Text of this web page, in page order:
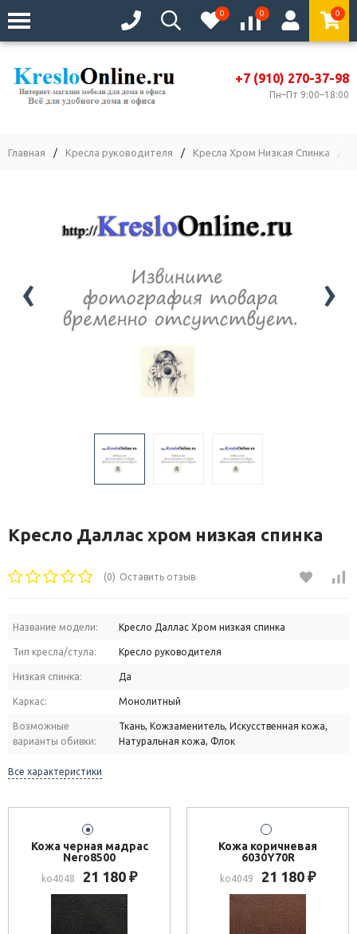
0 0 0
+7 (910) 270-37-98
Пн–Пт 9:00–18:00
Главная / Кресла руководителя / Кресла Хром Низкая Спинка
‹ ›
Кресло Даллас хром низкая спинка
(0) Оставить отзыв
Название модели: Кресло Даллас Хром низкая спинка
Тип кресла/стула: Кресло руководителя
Низкая спинка: Да
Каркас: Монолитный
Возможные
варианты обивки:
Ткань, Кожзаменитель, Искусственная кожа,
Натуральная кожа, Флок
Все характеристики
Кожа черная мадрас
Nero8500
ko4048 21 180 ₽
Кожа коричневая
6030Y70R
ko4049 21 180 ₽